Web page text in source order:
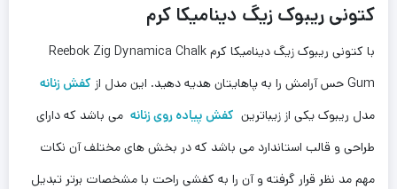
کتونی ریبوک زیگ دینامیکا کرم
با کتونی ریبوک زیگ دینامیکا کرم Reebok Zig Dynamica Chalk
Gum حس آرامش را به پاهایتان هدیه دهید. این مدل از
کفش زنانه
مدل ریبوک یکی از زیباترین کفش پیاده روی زنانه می باشد که دارای
طراحی و قالب استاندارد می باشد که در بخش های مختلف آن نکات
مهم مد نظر قرار گرفته و آن را به کفشی راحت با مشخصات برتر تبدیل